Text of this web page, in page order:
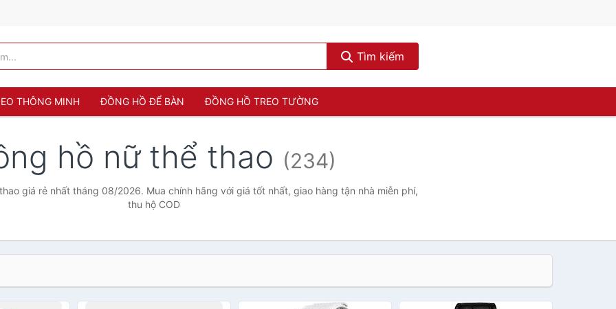
Tìm kiếm
THÔNG MINH ĐỒNG HỒ ĐỂ BÀN ĐỒNG HỒ TREO TƯỜNG
hồ nữ thể thao (234)
giá rẻ nhất tháng 08/2026. Mua chính hãng với giá tốt nhất, giao hàng tận nhà miễn phí,
thu hộ COD